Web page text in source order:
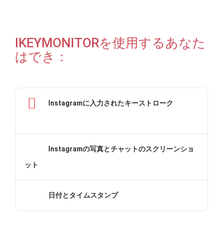
IKEYMONITORを使用するあなた
はでき：
Instagramに入力されたキーストローク
Instagramの写真とチャットのスクリーンショ
ット
日付とタイムスタンプ